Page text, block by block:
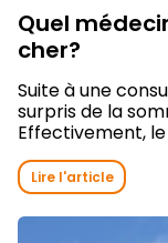
Quel
cher?
Suite à une
surpris de la
Effectivement, le
Lire l'article